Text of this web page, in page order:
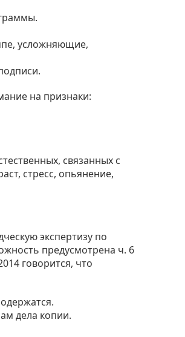
усложняющие,
на признаки:
связанных с
стресс, опьянение,
экспертизу по
предусмотрена ч. 6
говорится, что
дела копии.